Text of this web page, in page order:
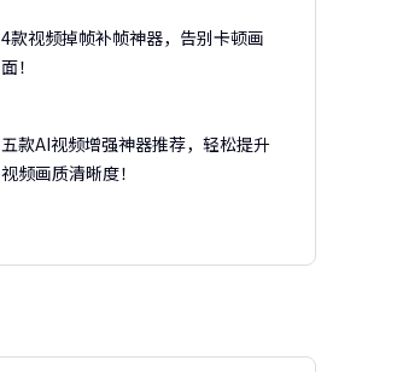
4款视频掉帧补帧神器，告别卡顿画
面！
五款AI视频增强神器推荐，轻松提升
视频画质清晰度！